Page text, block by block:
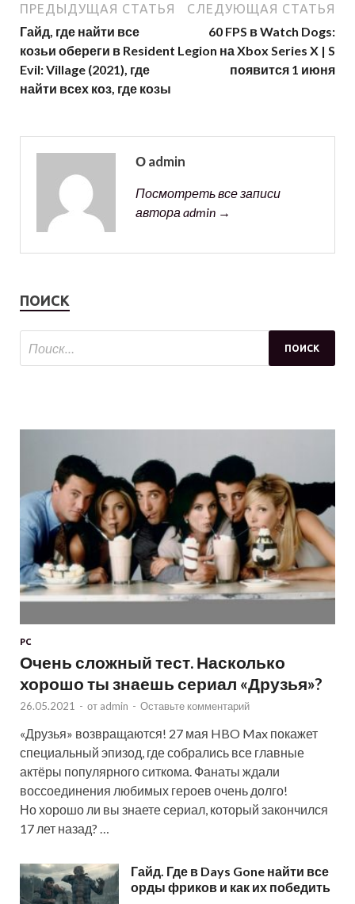
ПРЕДЫДУЩАЯ СТАТЬЯ
Гайд, где найти все
козьи обереги в Resident
Evil: Village (2021), где
найти всех коз, где козы
СЛЕДУЮЩАЯ СТАТЬЯ
60 FPS в Watch Dogs:
Legion на Xbox Series X | S
появится 1 июня
О admin
Посмотреть все записи
автора admin →
ПОИСК
PC
Очень сложный тест. Насколько
хорошо ты знаешь сериал «Друзья»?
26.05.2021 - от admin - Оставьте комментарий
«Друзья» возвращаются! 27 мая HBO Max покажет
специальный эпизод, где собрались все главные
актёры популярного ситкома. Фанаты ждали
воссоединения любимых героев очень долго!
Но хорошо ли вы знаете сериал, который закончился
17 лет назад? …
Гайд. Где в Days Gone найти все
орды фриков и как их победить